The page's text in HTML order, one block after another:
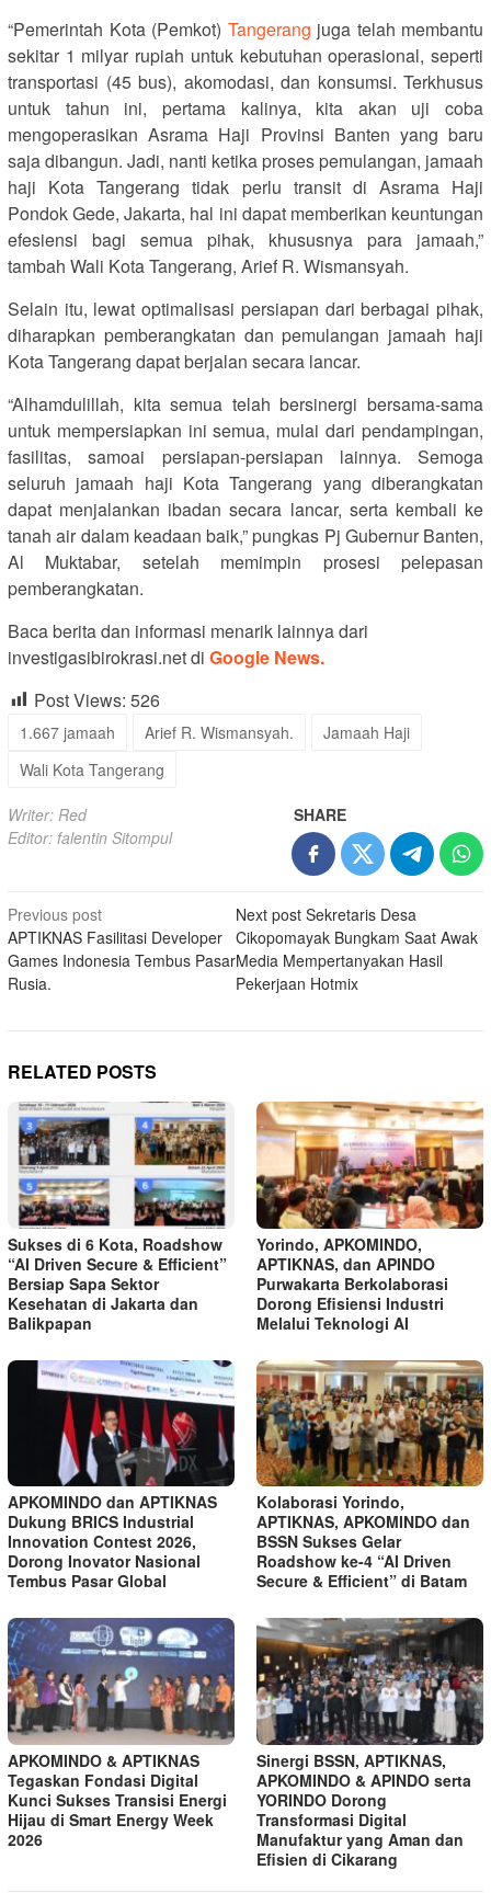
“Pemerintah Kota (Pemkot) Tangerang juga telah membantu
sekitar 1 milyar rupiah untuk kebutuhan operasional, seperti
transportasi (45 bus), akomodasi, dan konsumsi. Terkhusus
untuk tahun ini, pertama kalinya, kita akan uji coba
mengoperasikan Asrama Haji Provinsi Banten yang baru
saja dibangun. Jadi, nanti ketika proses pemulangan, jamaah
haji Kota Tangerang tidak perlu transit di Asrama Haji
Pondok Gede, Jakarta, hal ini dapat memberikan keuntungan
efesiensi bagi semua pihak, khususnya para jamaah,”
tambah Wali Kota Tangerang, Arief R. Wismansyah.
Selain itu, lewat optimalisasi persiapan dari berbagai pihak,
diharapkan pemberangkatan dan pemulangan jamaah haji
Kota Tangerang dapat berjalan secara lancar.
“Alhamdulillah, kita semua telah bersinergi bersama-sama
untuk mempersiapkan ini semua, mulai dari pendampingan,
fasilitas, samoai persiapan-persiapan lainnya. Semoga
seluruh jamaah haji Kota Tangerang yang diberangkatan
dapat menjalankan ibadan secara lancar, serta kembali ke
tanah air dalam keadaan baik,” pungkas Pj Gubernur Banten,
Al Muktabar, setelah memimpin prosesi pelepasan
pemberangkatan.
Baca berita dan informasi menarik lainnya dari
investigasibirokrasi.net di Google News.
Post Views: 526
1.667 jamaah Arief R. Wismansyah.
Jamaah Haji
Wali Kota Tangerang
Writer: Red
Editor: falentin Sitompul
SHARE
Post
navigation
Previous post
APTIKNAS Fasilitasi Developer
Games Indonesia Tembus Pasar
Rusia.
Next post Sekretaris Desa
Cikopomayak Bungkam Saat Awak
Media Mempertanyakan Hasil
Pekerjaan Hotmix
RELATED POSTS
Sukses di 6 Kota, Roadshow
“AI Driven Secure & Efficient”
Bersiap Sapa Sektor
Kesehatan di Jakarta dan
Balikpapan
Yorindo, APKOMINDO,
APTIKNAS, dan APINDO
Purwakarta Berkolaborasi
Dorong Efisiensi Industri
Melalui Teknologi AI
APKOMINDO dan APTIKNAS
Dukung BRICS Industrial
Innovation Contest 2026,
Dorong Inovator Nasional
Tembus Pasar Global
Kolaborasi Yorindo,
APTIKNAS, APKOMINDO dan
BSSN Sukses Gelar
Roadshow ke-4 “AI Driven
Secure & Efficient” di Batam
APKOMINDO & APTIKNAS
Tegaskan Fondasi Digital
Kunci Sukses Transisi Energi
Hijau di Smart Energy Week
2026
Sinergi BSSN, APTIKNAS,
APKOMINDO & APINDO serta
YORINDO Dorong
Transformasi Digital
Manufaktur yang Aman dan
Efisien di Cikarang